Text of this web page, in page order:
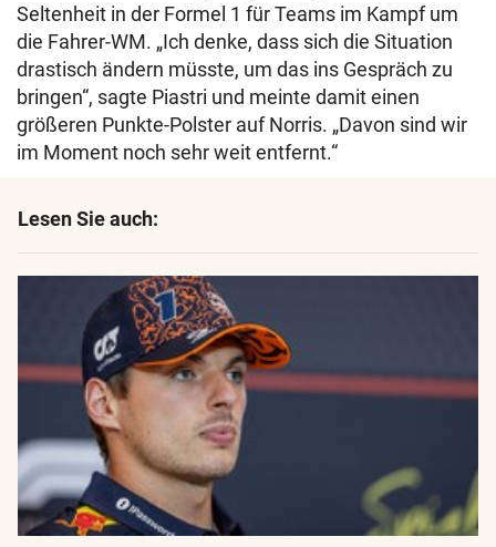
Seltenheit in der Formel 1 für Teams im Kampf um
die Fahrer-WM. „Ich denke, dass sich die Situation
drastisch ändern müsste, um das ins Gespräch zu
bringen“, sagte Piastri und meinte damit einen
größeren Punkte-Polster auf Norris. „Davon sind wir
im Moment noch sehr weit entfernt.“
Lesen Sie auch: